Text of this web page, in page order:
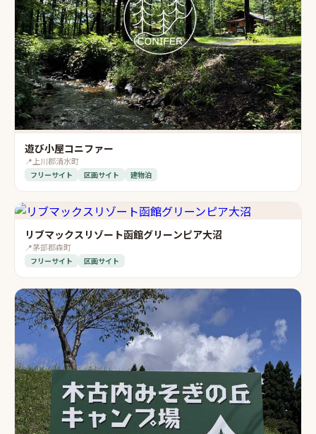
遊び小屋コニファー
📍 上川郡清水町
フリーサイト 区画サイト 建物泊
リブマックスリゾート函館グリーンピア大沼
📍茅部郡森町
フリーサイト 区画サイト